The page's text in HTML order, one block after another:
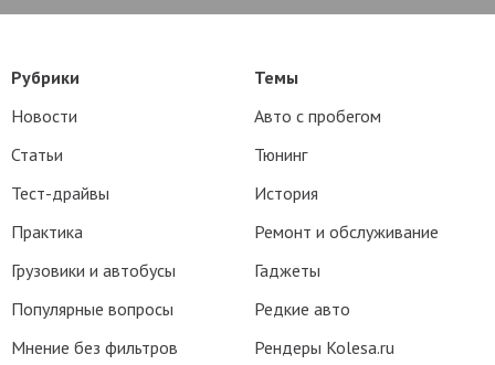
Рубрики
Новости
Статьи
Тест-драйвы
Практика
Грузовики и автобусы
Популярные вопросы
Мнение без фильтров
Темы
Авто с пробегом
Тюнинг
История
Ремонт и обслуживание
Гаджеты
Редкие авто
Рендеры Kolesa.ru